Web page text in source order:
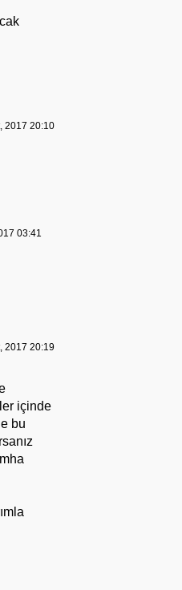
2017 20:10
03:41
2017 20:19
içinde
bu